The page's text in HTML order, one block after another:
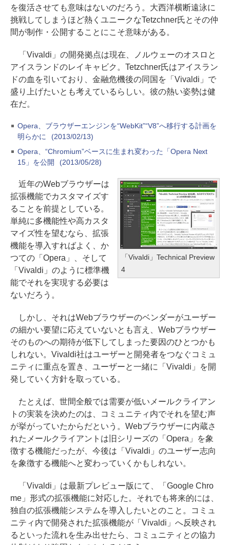
を復活させても意味はないのだろう。大西洋横断遠泳に
挑戦してしまうほど熱くユニークなTetzchner氏とその仲
間が制作・公開することにこそ意味がある。
「Vivaldi」の開発拠点は現在、ノルウェーのオスロと
アイスランドのレイキャビク。Tetzchner氏はアイスラン
ドの血を引いており、金融危機後の同国を「Vivaldi」で
盛り上げたいとも考えているらしい。彼の熱い姿勢は健
在だ。
Opera、ブラウザーエンジンを“WebKit”“V8”へ移行する計画を
明らかに
(2013/02/13)
Opera、“Chromium”ベースに生まれ変わった「Opera Next
15」を公開
(2013/05/28)
「Vivaldi」Technical Preview
4
近年のWebブラウザーは
拡張機能でカスタマイズす
ることを前提としている。
単純に多機能性や高カスタ
マイズ性を望むなら、拡張
機能を導入すればよく、か
つての「Opera」、そして
「Vivaldi」のように標準機
能でそれを実現する必要は
ないだろう。
しかし、それはWebブラウザーのベンダーがユーザー
の細かい要望に応えていないとも言え、Webブラウザー
そのものへの期待が低下してしまった要因のひとつかも
しれない。Vivaldi社はユーザーと開発者をつなぐコミュ
ニティに重点を置き、ユーザーと一緒に「Vivaldi」を開
発していく方針を取っている。
たとえば、世間全般では需要が低いメールクライアン
トの実装を決めたのは、コミュニティ内でそれを望む声
が挙がっていたからだという。Webブラウザーに内蔵さ
れたメールクライアントは旧シリーズの「Opera」を象
徴する機能だったが、今後は「Vivaldi」のユーザー志向
を象徴する機能へと変わっていくかもしれない。
「Vivaldi」は最新プレビュー版にて、「Google Chro
me」形式の拡張機能に対応した。それでも将来的には、
独自の拡張機能システムを導入したいとのこと。コミュ
ニティ内で開発された拡張機能が「Vivaldi」へ反映され
るといった流れを生み出せたら、コミュニティとの協力